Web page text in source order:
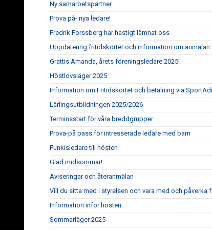
Ny samarbetspartner
Prova på- nya ledare!
Fredrik Forssberg har hastigt lämnat oss
Uppdatering fritidskortet och information om anmälan
Grattis Amanda, årets föreningsledare 2025!
Höstlovsläger 2025
Information om Fritidskortet och betalning via
Lärlingsutbildningen 2025/2026
Terminsstart för våra breddgrupper
Prova-på pass för intresserade ledare med barn
Funkisledare till hösten
Glad midsommar!
Aviseringar och återanmälan
Vill du sitta med i styrelsen och vara med och påverka
Information inför hösten
Sommarläger 2025